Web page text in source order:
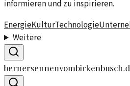
informieren und zu inspirieren.
EnergieKulturTechnologie
Weitere